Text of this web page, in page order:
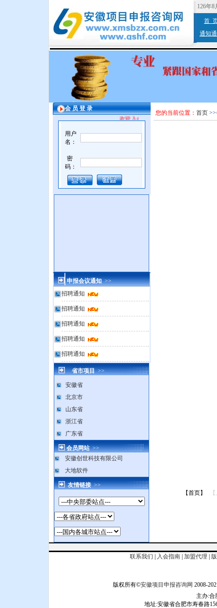
126年8
首
通知
会 员 登 录
欢迎入会，增值服务。
用户
名：
密
码：
申报会议通知>>
招聘通知
招聘通知
招聘通知
招聘通知
招聘通知
省市项目>>
安徽省
北京市
山东省
浙江省
广东省
会员网站>>
安徽创世科技有限公司
大地软件
友情链接>>
您的当前位置： 首页 >>
【首页】
联系我们 入会指南| 加盟代理
版权所有©安徽项目申报咨询网 2008-
主办:合
地址:安徽省合肥市寿春路